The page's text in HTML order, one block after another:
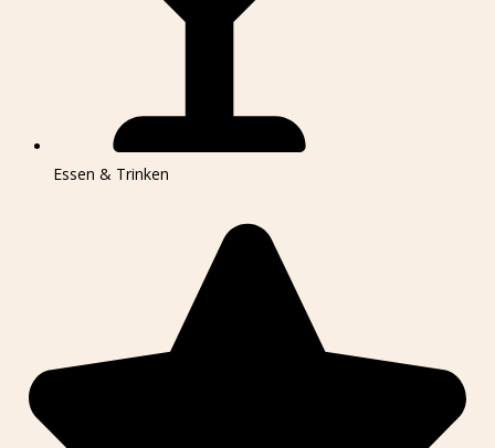
Essen & Trinken